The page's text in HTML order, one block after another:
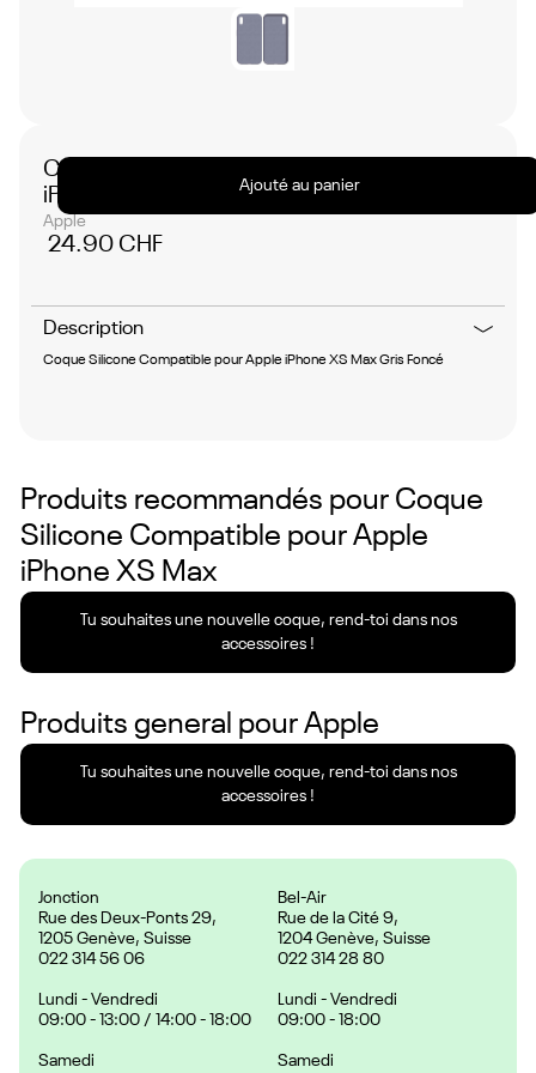
Coque Silicone Compatible pour Apple
iPhone XS Max
Apple
24.90 CHF
Description
Coque Silicone Compatible pour Apple iPhone XS Max Gris Foncé
Ajouté au panier
Produits recommandés pour Coque
Silicone Compatible pour Apple
iPhone XS Max
Tu souhaites une nouvelle coque, rend-toi dans nos
accessoires !
Produits general pour Apple
Tu souhaites une nouvelle coque, rend-toi dans nos
accessoires !
Jonction
Rue des Deux-Ponts 29,
1205 Genève, Suisse
022 314 56 06
Lundi - Vendredi
09:00 - 13:00 / 14:00 - 18:00
Samedi
Bel-Air
Rue de la Cité 9,
1204 Genève, Suisse
022 314 28 80
Lundi - Vendredi
09:00 - 18:00
Samedi